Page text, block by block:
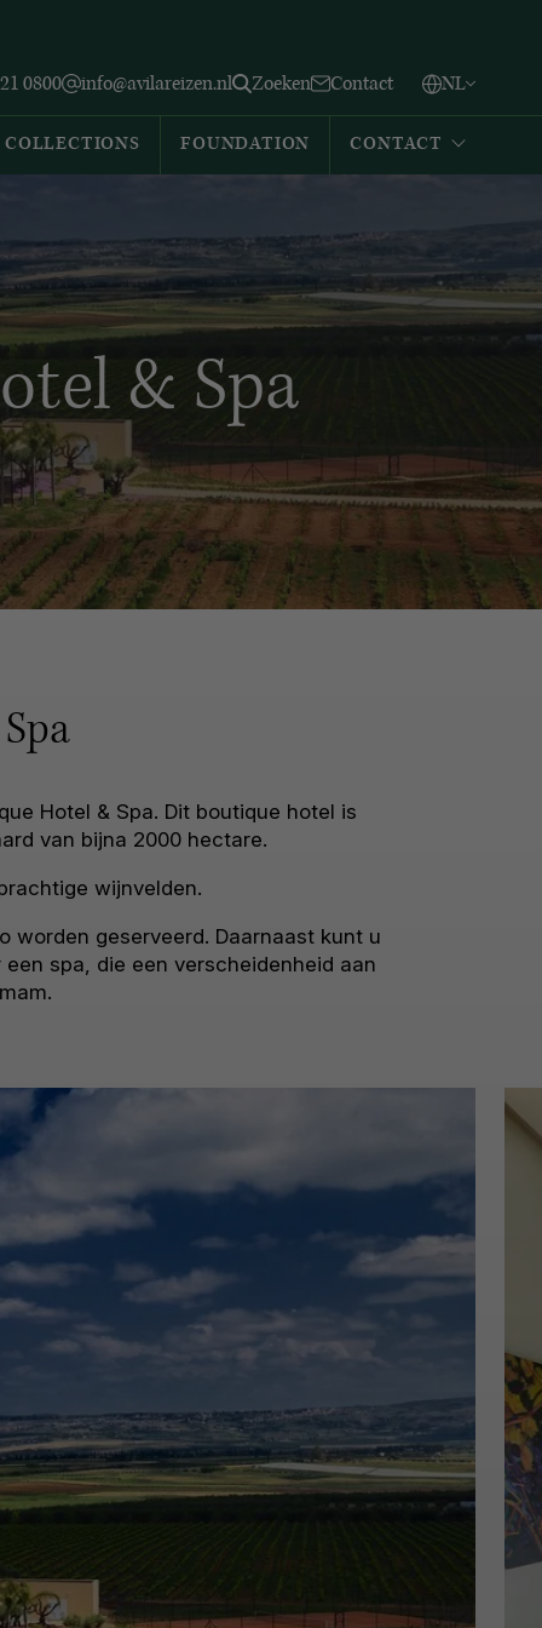
0800 info@avilareizen.nl Zoeken Contact NL
Español
COLLECTIONS FOUNDATION CONTACT
& Spa
Hotel & Spa. Dit boutique hotel is
van bijna 2000 hectare.
wijnvelden.
geserveerd. Daarnaast kunt u
spa, die een verscheidenheid aan